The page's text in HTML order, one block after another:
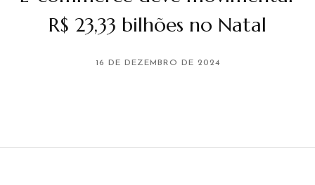
R$ 23,33 bilhões no Natal
16 DE DEZEMBRO DE 2024